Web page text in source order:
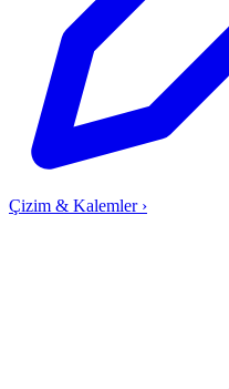
Çizim & Kalemler ›